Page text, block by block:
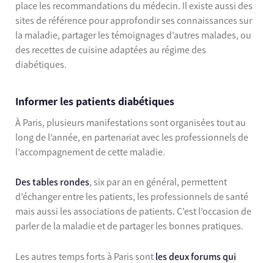
place les recommandations du médecin. Il existe aussi des
sites de référence pour approfondir ses connaissances sur
la maladie, partager les témoignages d’autres malades, ou
des recettes de cuisine adaptées au régime des
diabétiques.
Informer les patients diabétiques
À Paris, plusieurs manifestations sont organisées tout au
long de l’année, en partenariat avec les professionnels de
l’accompagnement de cette maladie.
Des tables rondes, six par an en général, permettent
d’échanger entre les patients, les professionnels de santé
mais aussi les associations de patients. C’est l’occasion de
parler de la maladie et de partager les bonnes pratiques.
Les autres temps forts à Paris sont les deux forums qui